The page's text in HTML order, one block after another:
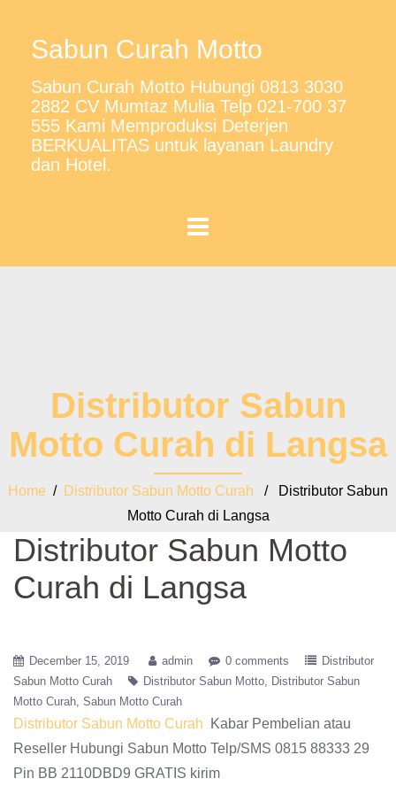
Sabun Curah Motto
Sabun Curah Motto Hubungi 0813 3030
2882 CV Mumtaz Mulia Telp 021-700 37
555 Kami Memproduksi Deterjen
BERKUALITAS untuk layanan Laundry
dan Hotel.
Distributor Sabun
Motto Curah di Langsa
Home / Distributor Sabun Motto Curah / Distributor Sabun
Motto Curah di Langsa
Distributor Sabun Motto
Curah di Langsa
December 15, 2019 admin 0 comments
Distributor
Sabun Motto Curah
Distributor Sabun Motto
Distributor Sabun
Motto Curah Sabun Motto Curah
Distributor Sabun Motto Curah
Kabar Pembelian atau
Reseller Hubungi Sabun Motto Telp/SMS 0815 88333 29
Pin BB 2110DBD9 GRATIS kirim